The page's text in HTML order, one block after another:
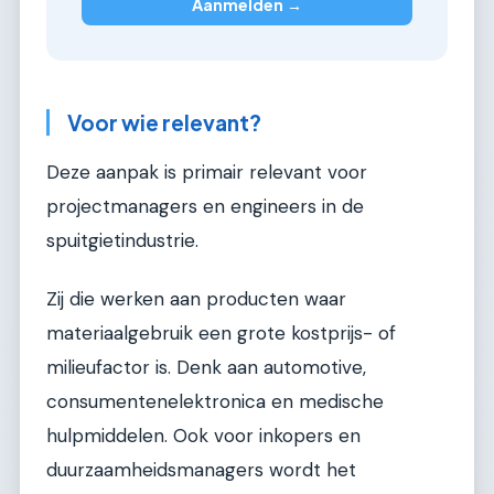
Aanmelden →
Voor wie relevant?
Deze aanpak is primair relevant voor
projectmanagers en engineers in de
spuitgietindustrie.
Zij die werken aan producten waar
materiaalgebruik een grote kostprijs- of
milieufactor is. Denk aan automotive,
consumentenelektronica en medische
hulpmiddelen. Ook voor inkopers en
duurzaamheidsmanagers wordt het